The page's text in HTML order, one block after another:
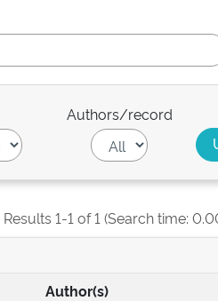
Authors/record
Results 1-1 of 1 (Search time:
Author(s)